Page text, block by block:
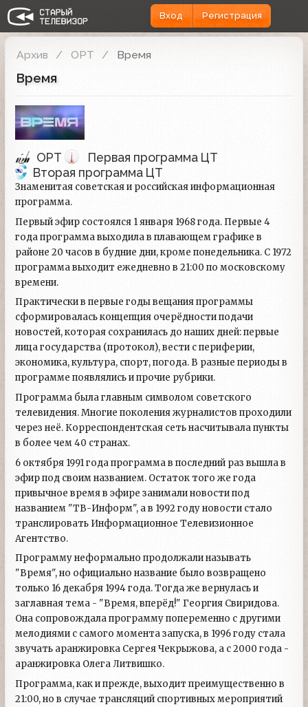
Вход Регистрация
Архив ОРТ Время
Время
ОРТ
Первая программа ЦТ
Вторая программа ЦТ
Знаменитая советская и российская информационная
программа.
Первый эфир состоялся 1 января 1968 года. Первые 4
года программа выходила в плавающем графике в
районе 20 часов в будние дни, кроме понедельника. С 1972
программа выходит ежедневно в 21:00 по московскому
времени.
Практически в первые годы вещания программы
сформировалась концепция очерёдности подачи
новостей, которая сохранилась до наших дней: первые
лица государства (протокол), вести с периферии,
экономика, культура, спорт, погода. В разные периоды в
программе появлялись и прочие рубрики.
Программа была главным символом советского
телевидения. Многие поколения журналистов проходили
через неё. Корреспондентская сеть насчитывала пункты
в более чем 40 странах.
6 октября 1991 года программа в последний раз вышла в
эфир под своим названием. Остаток того же года
привычное время в эфире занимали новости под
названием "ТВ-Информ", а в 1992 году новости стало
транслировать Информационное Телевизионное
Агентство.
Программу неформально продолжали называть
"Время", но официально название было возвращено
только 16 декабря 1994 года. Тогда же вернулась и
заглавная тема - "Время, вперёд!" Георгия Свиридова.
Она сопровождала программу попеременно с другими
мелодиями с самого момента запуска, в 1996 году стала
звучать аранжировка Сергея Чекрыжова, а с 2000 года -
аранжировка Олега Литвишко.
Программа, как и прежде, выходит преимущественно в
21:00, но в случае трансляций спортивных мероприятий